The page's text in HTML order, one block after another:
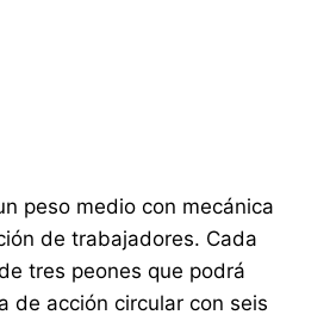
peso medio con mecánica
de trabajadores. Cada
tres peones que podrá
de acción circular con seis